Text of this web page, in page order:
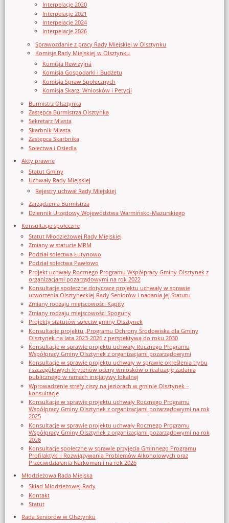
Interpelacje 2020
Interpelacje 2021
Interpelacje 2024
Interpelacje 2026
Sprawozdanie z pracy Rady Miejskiej w Olsztynku
Komisje Rady Miejskiej w Olsztynku
Komisja Rewizyjna
Komisja Gospodarki i Budżetu
Komisja Spraw Społecznych
Komisja Skarg, Wniosków i Petycji
Burmistrz Olsztynka
Zastępca Burmistrza Olsztynka
Sekretarz Miasta
Skarbnik Miasta
Zastępca Skarbnika
Sołectwa i Osiedla
Akty prawne
Statut Gminy
Uchwały Rady Miejskiej
Rejestry uchwał Rady Miejskiej
Zarządzenia Burmistrza
Dziennik Urzędowy Województwa Warmińsko-Mazurskiego
Konsultacje społeczne
Statut Młodzieżowej Rady Miejskiej
Zmiany w statucie MRM
Podział sołectwa Łutynowo
Podział sołectwa Pawłowo
Projekt uchwały Rocznego Programu Współpracy Gminy Olsztynek z
organizacjami pozarządowymi na rok 2022
Konsultacje społeczne dotyczące projektu uchwały w sprawie
utworzenia Olsztyneckiej Rady Seniorów i nadania jej Statutu
Zmiany rodzaju miejscowości Kąpity
Zmiany rodzaju miejscowości Spoguny
Projekty statutów sołectw gminy Olsztynek
Konsultacje projektu „Programu Ochrony Środowiska dla Gminy
Olsztynek na lata 2023-2026 z perspektywą do roku 2030
Konsultacje w sprawie projektu uchwały Rocznego Programu
Współpracy Gminy Olsztynek z organizacjami pozarządowymi
Konsultacje w sprawie projektu uchwały w sprawie określenia trybu
i szczegółowych kryteriów oceny wniosków o realizację zadania
publicznego w ramach inicjatywy lokalnej
Wprowadzenie strefy ciszy na jeziorach w gminie Olsztynek –
konsultacje
Konsultacje w sprawie projektu uchwały Rocznego Programu
Współpracy Gminy Olsztynek z organizacjami pozarządowymi na rok
2025
Konsultacje w sprawie projektu uchwały Rocznego Programu
Współpracy Gminy Olsztynek z organizacjami pozarządowymi na rok
2026
Konsultacje społeczne w sprawie przyjęcia Gminnego Programu
Profilaktyki i Rozwiązywania Problemów Alkoholowych oraz
Przeciwdziałania Narkomanii na rok 2026
Młodzieżowa Rada Miejska
Skład Młodzieżowej Rady
Kontakt
Statut
Rada Seniorów w Olsztynku